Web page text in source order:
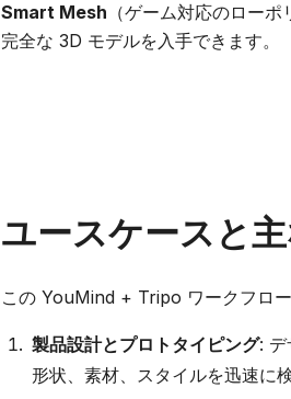
Smart Mesh （ゲーム対応のロー
完全な 3D モデルを入手できます。
ユースケースと
この YouMind + Tripo ワークフロ
製品設計とプロトタイピング: デ
形状、素材、スタイルを迅速に